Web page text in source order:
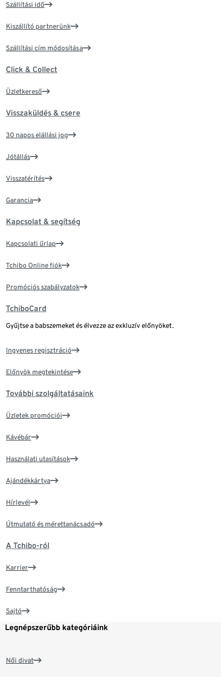
Szállítási idő
Kiszállító partnerünk
Szállítási cím módosítása
Click & Collect
Üzletkereső
Visszaküldés & csere
30 napos elállási jog
Jótállás
Visszatérítés
Garancia
Kapcsolat & segítség
Kapcsolati űrlap
Tchibo Online fiók
Promóciós szabályzatok
TchiboCard
Gyűjtse a babszemeket és élvezze az exkluzív előnyöket.
Ingyenes regisztráció
Előnyök megtekintése
További szolgáltatásaink
Üzletek promóciói
Kávébár
Használati utasítások
Ajándékkártya
Hírlevél
Útmutató és mérettanácsadó
A Tchibo-ról
Karrier
Fenntarthatóság
Sajtó
Legnépszerűbb kategóriáink
Női divat